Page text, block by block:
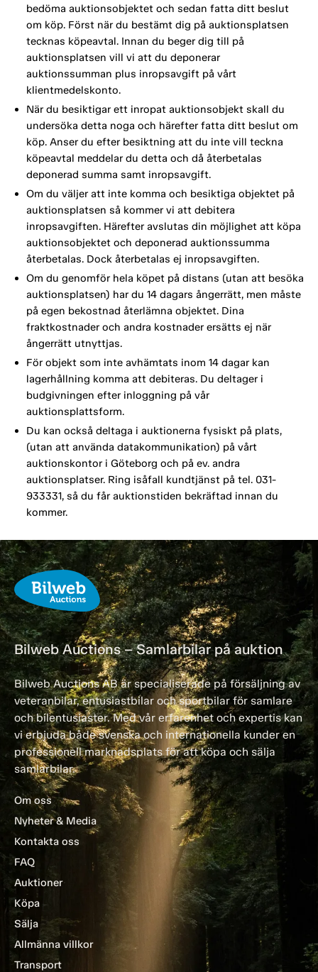
bedöma auktionsobjektet och sedan fatta ditt beslut
om köp. Först när du bestämt dig på auktionsplatsen
tecknas köpeavtal. Innan du beger dig till på
auktionsplatsen vill vi att du deponerar
auktionssumman plus inropsavgift på vårt
klientmedelskonto.
När du besiktigar ett inropat auktionsobjekt skall du
undersöka detta noga och härefter fatta ditt beslut om
köp. Anser du efter besiktning att du inte vill teckna
köpeavtal meddelar du detta och då återbetalas
deponerad summa samt inropsavgift.
Om du väljer att inte komma och besiktiga objektet på
auktionsplatsen så kommer vi att debitera
inropsavgiften. Härefter avslutas din möjlighet att köpa
auktionsobjektet och deponerad auktionssumma
återbetalas. Dock återbetalas ej inropsavgiften.
Om du genomför hela köpet på distans (utan att besöka
auktionsplatsen) har du 14 dagars ångerrätt, men måste
på egen bekostnad återlämna objektet. Dina
fraktkostnader och andra kostnader ersätts ej när
ångerrätt utnyttjas.
För objekt som inte avhämtats inom 14 dagar kan
lagerhållning komma att debiteras. Du deltager i
budgivningen efter inloggning på vår
auktionsplattsform.
Du kan också deltaga i auktionerna fysiskt på plats,
(utan att använda datakommunikation) på vårt
auktionskontor i Göteborg och på ev. andra
auktionsplatser. Ring isåfall kundtjänst på tel. 031-
933331, så du får auktionstiden bekräftad innan du
kommer.
Bilweb Auctions – Samlarbilar på auktion
Bilweb Auctions AB är specialiserade på försäljning av
veteranbilar, entusiastbilar och sportbilar för samlare
och bilentusiaster. Med vår erfarenhet och expertis kan
vi erbjuda både svenska och internationella kunder en
professionell marknadsplats för att köpa och sälja
samlarbilar.
Om oss
Nyheter & Media
Kontakta oss
FAQ
Auktioner
Köpa
Sälja
Allmänna villkor
Transport